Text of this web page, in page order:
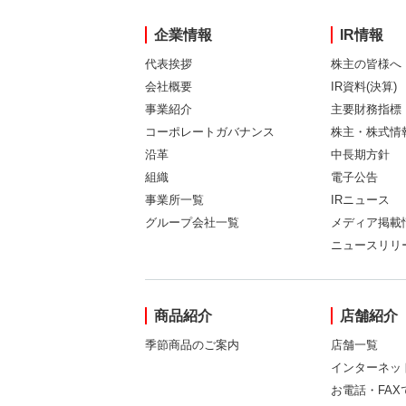
企業情報
代表挨拶
会社概要
事業紹介
コーポレートガバナンス
沿革
組織
事業所一覧
グループ会社一覧
IR情報
株主の皆様へ
IR資料(決算)
主要財務指標
株主・株式情
中長期方針
電子公告
IRニュース
メディア掲載
ニュースリリ
商品紹介
季節商品のご案内
店舗紹介
店舗一覧
インターネッ
お電話・FAX